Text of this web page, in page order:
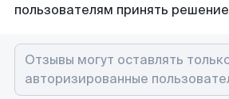
пользователям принять решение